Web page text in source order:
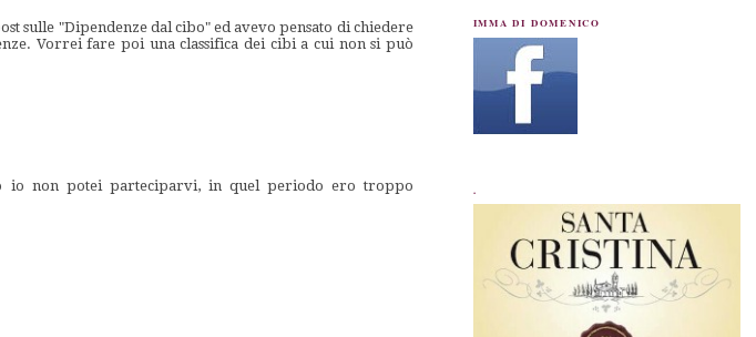
sulle "Dipendenze dal cibo" ed avevo pensato di chiedere
Vorrei fare poi una classifica dei cibi a cui non si può
io non potei parteciparvi, in quel periodo ero troppo
IMMA DI DOMENICO
.